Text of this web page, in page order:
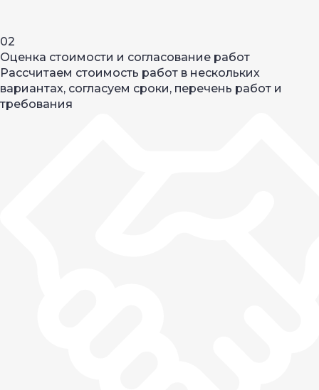
02
Оценка стоимости и согласование работ
Рассчитаем стоимость работ в нескольких
вариантах, согласуем сроки, перечень работ и
требования